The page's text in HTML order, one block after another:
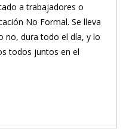
a trabajadores o
No Formal. Se lleva
no, dura todo el día, y lo
todos juntos en el